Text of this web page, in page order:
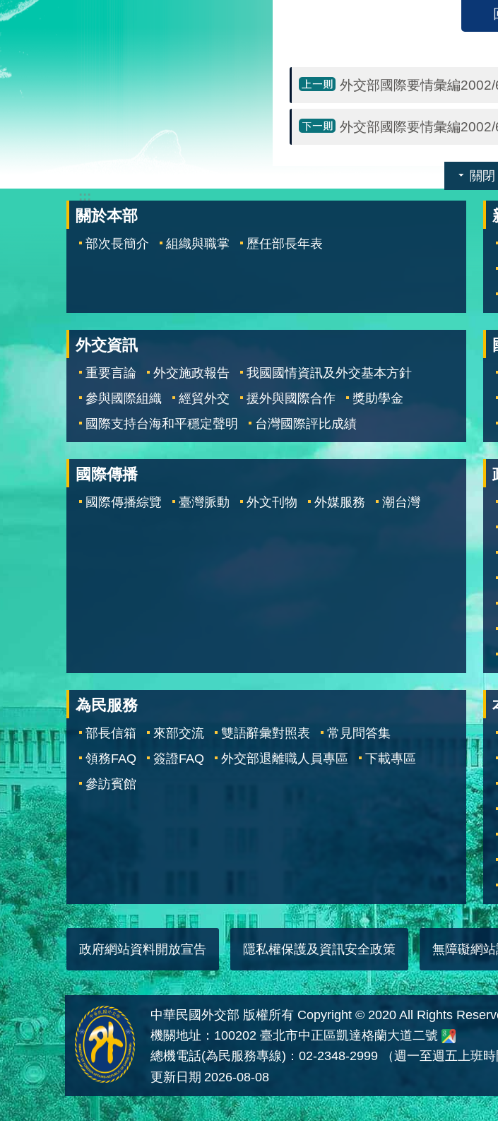
外交部國際要情彙編
外交部國際要情彙編2002/
關閉
:::
關於本部
部次長簡介 組織與職掌 歷任部長年表
外交資訊
重要言論 外交施政報告
我國國情資訊及外交基本方針
參與國際組織
經貿外交 援外與國際合作
獎助學金
國際支持台海和平穩定聲明
台灣國際評比成績
國際傳播
國際傳播綜覽 臺灣脈動 外文刊物 外媒服務 潮台灣
為民服務
部長信箱 來部交流 雙語辭彙對照表
常見問答集
領務FAQ
簽證FAQ 外交部退離職人員專區
下載專區
參訪賓館
政府網站資料開放宣告 隱私權保護及資訊安全政策 無障礙網站
中華民國外交部 版權所有 Copyright © 2020 All Rights
機關地址：100202 臺北市中正區凱達格蘭大道二號
總機電話(為民服務專線)：02-2348-2999 （週一至週五上班時
更新日期 2026-08-08